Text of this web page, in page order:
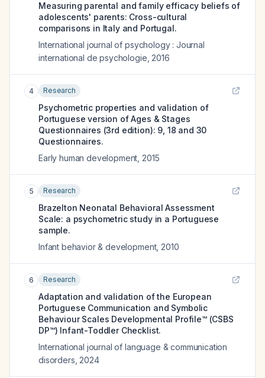
Measuring parental and family efficacy beliefs of
adolescents' parents: Cross-cultural
comparisons in Italy and Portugal.
International journal of psychology : Journal
international de psychologie 2016
4 Research
Psychometric properties and validation of
Portuguese version of Ages & Stages
Questionnaires (3rd edition): 9, 18 and 30
Questionnaires.
Early human development 2015
5 Research
Brazelton Neonatal Behavioral Assessment
Scale: a psychometric study in a Portuguese
sample.
Infant behavior & development, 2010
6 Research
Adaptation and validation of the European
Portuguese Communication and Symbolic
Behaviour Scales Developmental Profile™ (CSBS
DP™) Infant-Toddler Checklist.
International journal of language & communication
disorders 2024